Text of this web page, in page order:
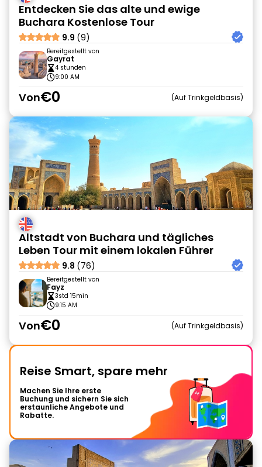
Entdecken Sie das alte und ewige
Buchara Kostenlose Tour
9.9 (9)
Bereitgestellt von
Gayrat
4 stunden
9:00 AM
Von€0 Auf Trinkgeldbasis
Altstadt von Buchara und tägliches
Leben Tour mit einem lokalen Führer
9.8 (76)
Bereitgestellt von
Fayz
3std 15min
9:15 AM
Von€0 Auf Trinkgeldbasis
Reise Smart, spare mehr
Machen Sie Ihre erste
Buchung und sichern Sie sich
erstaunliche Angebote und
Rabatte.